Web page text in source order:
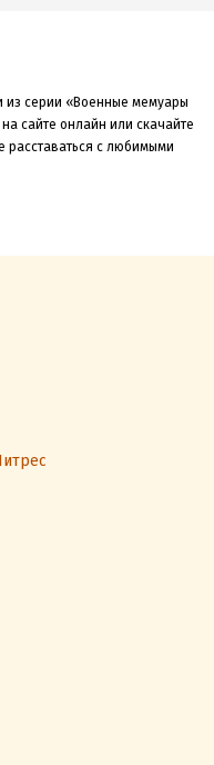
из серии «Военные мемуары
сайте онлайн или скачайте
расставаться с любимыми